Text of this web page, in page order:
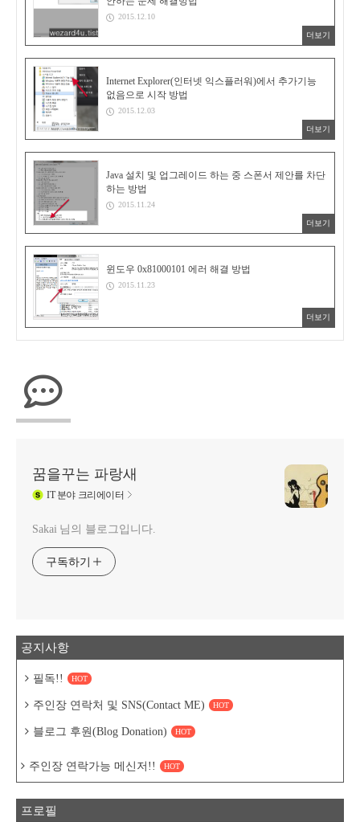
2015.12.10
더보기
Internet Explorer(인터넷 익스플러워)에서 추가기능
없음으로 시작 방법
2015.12.03
더보기
Java 설치 및 업그레이드 하는 중 스폰서 제안를 차단
하는 방법
2015.11.24
더보기
윈도우 0x81000101 에러 해결 방법
2015.11.23
더보기
꿈을꾸는 파랑새
IT분야 크리에이터
Sakai 님의 블로그입니다.
구독하기
공지사항
필독!! HOT
주인장 연락처 및 SNS(Contact ME) HOT
블로그 후원(Blog Donation) HOT
주인장 연락가능 메신저!! HOT
프로필